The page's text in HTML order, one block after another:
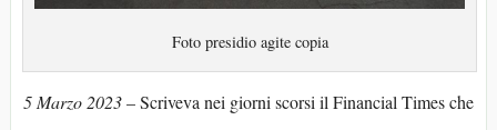
Foto presidio agite copia
5 Marzo 2023– Scriveva nei giorni scorsi il Financial Times che